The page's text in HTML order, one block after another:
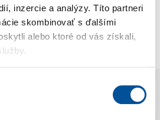
inzercie a analýzy. Títo partneri
skombinovať s ďalšími
alebo ktoré od vás získali,
vozidiel